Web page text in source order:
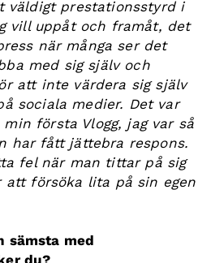
väldigt prestationsstyrd i
vill uppåt och framåt, det
när många ser det
med sig själv och
att inte värdera sig själv
sociala medier. Det var
första Vlogg, jag var så
har fått jättebra respons.
fel när man tittar på sig
att försöka lita på sin egen
sämsta med